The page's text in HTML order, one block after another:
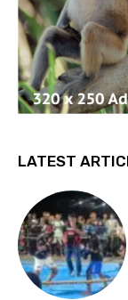
LATEST